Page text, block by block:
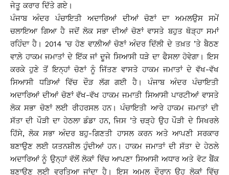
ਜੇਤੂ ਕਰਾਰ ਦਿੱਤੇ ਗਏ।
ਪੰਜਾਬ ਅੰਦਰ ਪੰਚਾਇਤੀ ਅਦਾਰਿਆਂ ਦੀਆਂ ਚੋਣਾਂ ਦਾ ਅਮਲਉਸ ਸਮੇਂ
ਚਲਾਇਆ ਗਿਆ ਹੈ ਜਦੋਂ ਲੋਕ ਸਭਾ ਦੀਆਂ ਚੋਣਾਂ ਵਾਸਤੇ ਬਹੁਤ ਥੋੜ੍ਹਾ ਸਮਾਂ
ਰਹਿੰਦਾ ਹੈ। 2014 ’ਚ ਹੋਣ ਵਾਲ਼ੀਆਂ ਚੋਣਾਂ ਅੰਦਰ ਦਿੱਲੀ ਦੇ ਤਖ਼ਤ ’ਤੇ ਬੈਠਣ
ਵਾਲ਼ੇ ਹਾਕਮ ਜਮਾਤਾਂ ਦੇ ਇੱਕ ਜਾਂ ਦੂਜੇ ਸਿਆਸੀ ਧੜੇ ਦਾ ਫੈਸਲਾ ਹੋਵੇਗਾ। ਇਸ
ਕਰਕੇ ਹੁਣੇ ਤੋਂ ਇਨ੍ਹਾਂ ਚੋਣਾਂ ਨੂੰ ਜਿੱਤਣ ਵਾਸਤੇ ਹਾਕਮ ਜਮਾਤਾਂ ਦੇ ਵੱਖ-ਵੱਖ
ਸਿਆਸੀ ਧੜਿਆਂ ਵਿੱਚ ਦੌੜ ਲੱਗ ਗਈ ਹੈ। ਪੰਜਾਬ ਅੰਦਰ ਪੰਚਾਇਤੀ
ਅਦਾਰਿਆਂ ਦੀਆਂ ਚੋਣਾਂ ਵੱਖ-ਵੱਖ ਹਾਕਮ ਜਮਾਤੀ ਸਿਆਸੀ ਪਾਰਟੀਆਂ ਵਾਸਤੇ
ਲੋਕ ਸਭਾ ਚੋਣਾਂ ਲਈ ਰੀਹਰਸਲ ਹਨ। ਪੰਚਾਇਤੀ ਆਰੇ ਹਾਕਮ ਜਮਾਤਾਂ ਦੀ
ਸੱਤਾ ਦੀ ਪੌੜੀ ਦਾ ਹੇਠਲਾ ਡੰਡਾ ਹਨ, ਜਿਸ ’ਤੇ ਚੜ੍ਹੇ ਉਹ ਪੌੜੀ ਦੇ ਸਿਖਰਲੇ
ਹਿੱਸੇ, ਲੋਕ ਸਭਾ ਅੰਦਰ ਬਹੁ-ਗਿਣਤੀ ਹਾਸਲ ਕਰਨ ਅਤੇ ਆਪਣੀ ਸਰਕਾਰ
ਬਣਾਉਣ ਲਈ ਯਤਨਸ਼ੀਲ ਹੁੰਦੀਆਂ ਹਨ। ਹਾਕਮ ਜਮਾਤਾਂ ਦੀ ਸੱਤਾ ਦੇ ਹੇਠਲੇ
ਅਦਾਰਿਆਂ ਨੂੰ ਉਨ੍ਹਾਂ ਵੱਲੋਂ ਲੋਕਾਂ ਵਿੱਚ ਆਪਣਾ ਸਿਆਸੀ ਅਧਾਰ ਅਤੇ ਵੋਟ ਬੈਂਕ
ਬਣਾਉਣ ਲਈ ਵਰਤਿਆ ਜਾਂਦਾ ਹੈ। ਇਸ ਅਮਲ ਦੌਰਾਨ ਉਹ ਲੋਕਾਂ ਵਿੱਚ